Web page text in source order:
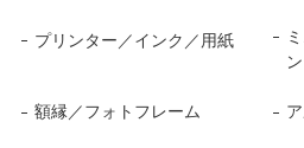
プリンター／インク／用紙
額縁／フォトフレーム